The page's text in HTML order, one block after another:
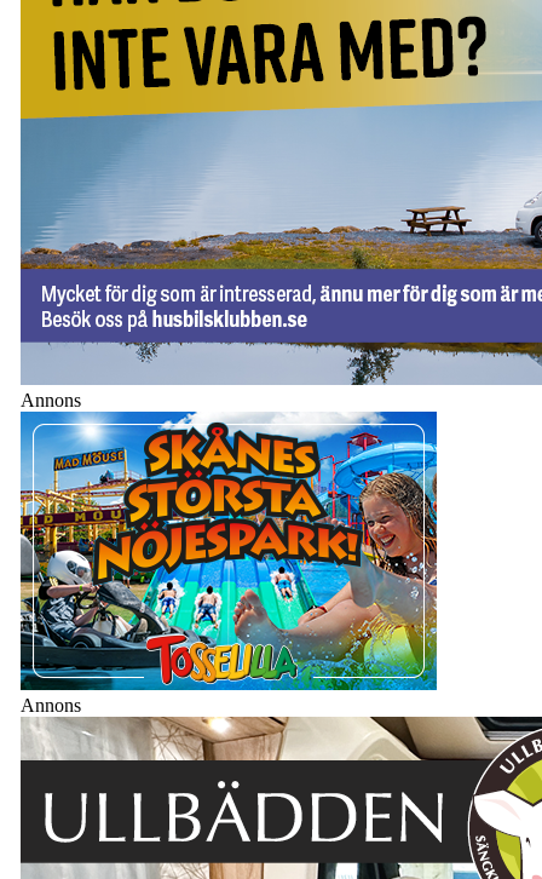
Annons
Annons